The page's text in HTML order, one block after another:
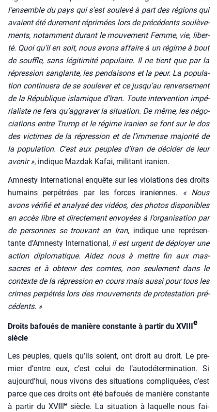
l’ensemble du pays qui s’est sou­le­vé à part des régions qui
avaient été dure­ment répri­mées lors de pré­cé­dents sou­lè­ve­
ments, notam­ment durant le mou­ve­ment Femme, vie, liber­
té. Quoi qu’il en soit, nous avons affaire à un régime à bout
de souffle, sans légi­ti­mi­té popu­laire. Il ne tient que par la
répres­sion san­glante, les pen­dai­sons et la peur. La popu­la­
tion conti­nue­ra de se sou­le­ver et ce jusqu’au ren­ver­se­ment
de la Répu­blique isla­mique d’Iran. Toute inter­ven­tion impé­
ria­liste ne fera qu’aggraver la situa­tion. De même, les négo­
cia­tions entre Trump et le régime ira­nien se font sur le dos
des vic­times de la répres­sion et de l’immense majo­ri­té de
la popu­la­tion. C’est aux peuples d’Iran de déci­der de leur
ave­nir », indique Maz­dak Kafai, mili­tant ira­nien.
Amnes­ty Inter­na­tio­nal enquête sur les vio­la­tions des droits
humains per­pé­trées par les forces ira­niennes.
« Nous
avons véri­fié et ana­ly­sé des vidéos, des pho­tos dis­po­nibles
en accès libre et direc­te­ment envoyées à l’organisation par
de per­sonnes se trou­vant en Iran, indique une repré­sen­
tante d’Amnesty Inter­na­tio­nal, il est urgent de déployer une
action diplo­ma­tique. Aidez nous à mettre fin aux mas­
sacres et à obte­nir des comtes, non seule­ment dans le
contexte de la répres­sion en cours mais aus­si pour tous les
crimes per­pé­trés lors des mou­ve­ments de pro­tes­ta­tion pré­
cé­dents. »
Droits bafoués de manière constante à partir du XVIII e
siècle
Les peuples, quels qu’ils soient, ont droit au droit. Le pre­
mier d’entre eux, c’est celui de l’au­to­dé­ter­mi­na­tion. Si
aujourd’­hui, nous vivons des situa­tions com­pli­quées, c’est
parce que ces droits ont été bafoués de manière constante
à par­tir du XVIIIe siècle. La situa­tion à laquelle nous fai­